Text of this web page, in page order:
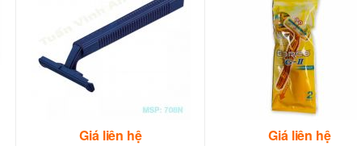
Giá liên hệ Giá liên hệ